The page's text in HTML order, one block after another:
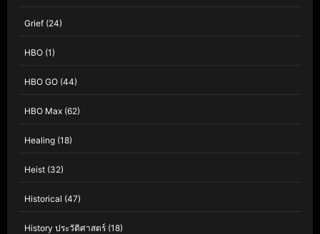
Grief (24)
HBO (1)
HBO GO (44)
HBO Max (62)
Healing (18)
Heist (32)
Historical (47)
History ประวัติศาสตร์ (18)